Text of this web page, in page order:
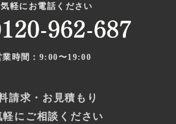
軽にお電話ください
業時間：9:00〜19:00
請求・お見積もり
軽にご相談ください